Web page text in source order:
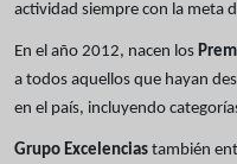
actividad siempre con la meta
En el año 2012, nacen los
a todos aquellos que hayan
en el país, incluyendo
Grupo Excelencias también